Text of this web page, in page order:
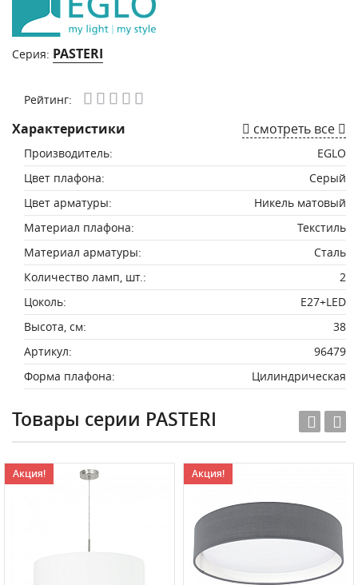
Серия: PASTERI
Рейтинг:
Характеристики смотреть все
Производитель:
EGLO
Цвет плафона:
Серый
Цвет арматуры:
Никель матовый
Материал плафона:
Текстиль
Материал арматуры:
Сталь
Количество ламп, шт.:
2
Цоколь:
E27+LED
Высота, см:
38
Артикул:
96479
Форма плафона:
Цилиндрическая
Товары серии PASTERI
Акция! Акция!